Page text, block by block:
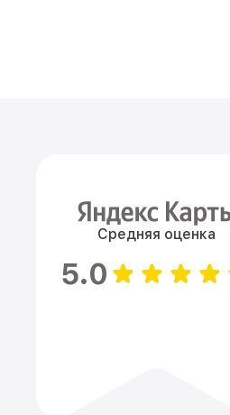
Средняя оценка
5.0